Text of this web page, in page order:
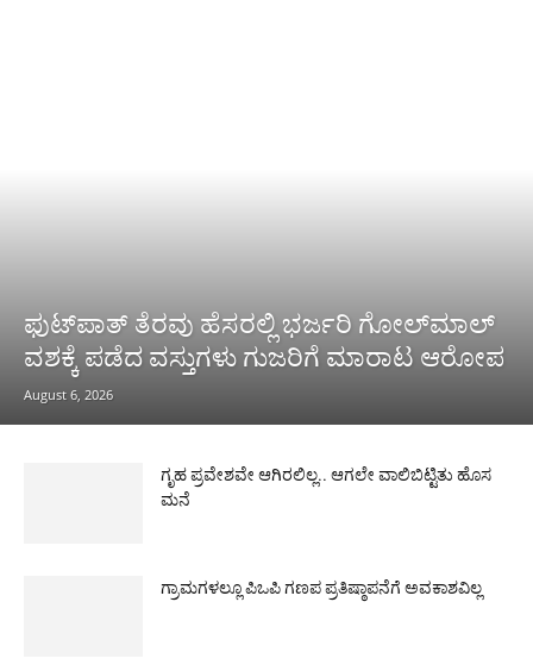
ಫುಟ್‌ಪಾತ್ ತೆರವು ಹೆಸರಲ್ಲಿ ಭರ್ಜರಿ ಗೋಲ್‌ಮಾಲ್
ವಶಕ್ಕೆ ಪಡೆದ ವಸ್ತುಗಳು ಗುಜರಿಗೆ ಮಾರಾಟ ಆರೋಪ
August 6, 2026
ಗೃಹ ಪ್ರವೇಶವೇ ಆಗಿರಲಿಲ್ಲ.. ಆಗಲೇ ವಾಲಿಬಿಟ್ಟಿತು ಹೊಸ
ಮನೆ
ಗ್ರಾಮಗಳಲ್ಲೂ ಪಿಒಪಿ ಗಣಪ ಪ್ರತಿಷ್ಠಾಪನೆಗೆ ಅವಕಾಶವಿಲ್ಲ